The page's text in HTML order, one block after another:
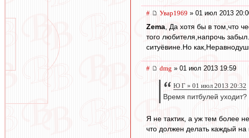
# Увар1969 » 01 июл 2013
Zema , Да хотя бы в том,что
того любителя,напрочь
ситуёвине.Но
# dmg » 01 июл 2013 19:59
Ю Г » 01 июл 2013 20:32
Время питбулей уходит?
Я не тактик, а уж тем более
что должен делать каждый